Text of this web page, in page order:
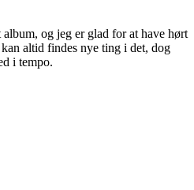
og jeg er glad for at have hørt
altid findes nye ting i det, dog
i tempo.